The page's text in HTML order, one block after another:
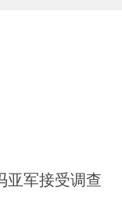
亚军接受调查